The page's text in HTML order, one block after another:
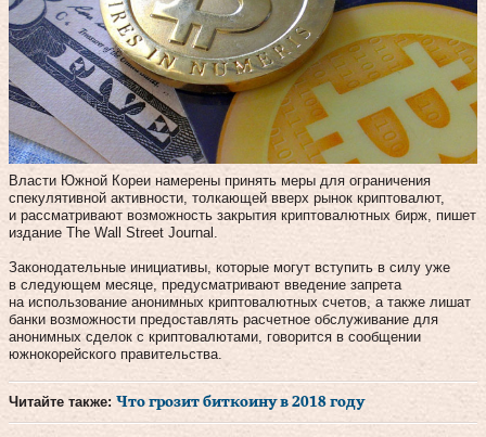
Власти Южной Кореи намерены принять меры для ограничения
спекулятивной активности, толкающей вверх рынок криптовалют,
и рассматривают возможность закрытия криптовалютных бирж, пишет
издание The Wall Street Journal.
Законодательные инициативы, которые могут вступить в силу уже
в следующем месяце, предусматривают введение запрета
на использование анонимных криптовалютных счетов, а также лишат
банки возможности предоставлять расчетное обслуживание для
анонимных сделок с криптовалютами, говорится в сообщении
южнокорейского правительства.
Читайте также: Что грозит биткоину в 2018 году